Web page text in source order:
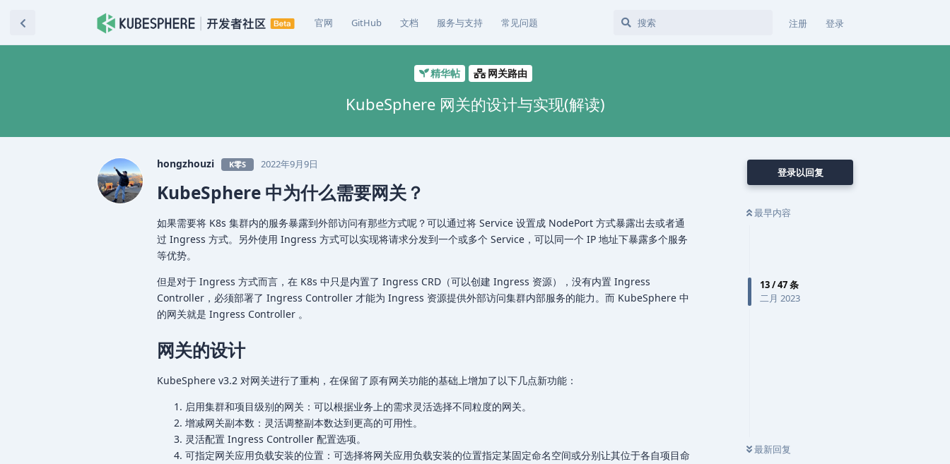
官网 GitHub 文档 服务与支持 常见问题 注册 登录
精华帖 网关路由
KubeSphere 网关的设计与实现(解读)
登录以回复
最早内容
13/47条
二月 2023
最新回复
hongzhouzi K零S 2022年9月9日
KubeSphere 中为什么需要网关？
如果需要将 K8s 集群内的服务暴露到外部访问有那些方式呢？可以通过将 Service 设置成 NodePort 方式暴露出去或者通
过 Ingress 方式。另外使用 Ingress 方式可以实现将请求分发到一个或多个 Service，可以同一个 IP 地址下暴露多个服务
等优势。
但是对于 Ingress 方式而言，在 K8s 中只是内置了 Ingress CRD（可以创建 Ingress 资源），没有内置 Ingress
Controller，必须部署了 Ingress Controller 才能为 Ingress 资源提供外部访问集群内部服务的能力。而 KubeSphere 中
的网关就是 Ingress Controller 。
网关的设计
KubeSphere v3.2 对网关进行了重构，在保留了原有网关功能的基础上增加了以下几点新功能：
启用集群和项目级别的网关：可以根据业务上的需求灵活选择不同粒度的网关。
增减网关副本数：灵活调整副本数达到更高的可用性。
灵活配置 Ingress Controller 配置选项。
可指定网关应用负载安装的位置：可选择将网关应用负载安装的位置指定某固定命名空间或分别让其位于各自项目命